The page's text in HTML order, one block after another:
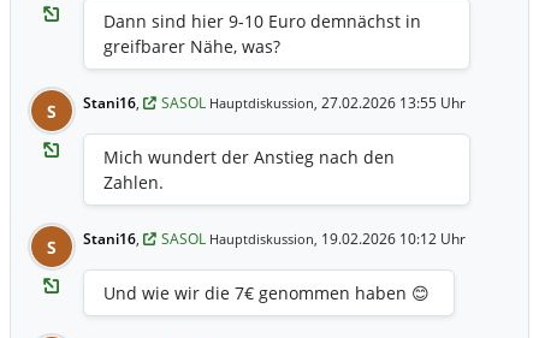
Dann sind hier 9-10 Euro demnächst in
greifbarer Nähe, was?
S Stani16, SASOL Hauptdiskussion, 27.02.2026 13:55 Uhr
Mich wundert der Anstieg nach den
Zahlen.
S Stani16, SASOL Hauptdiskussion, 19.02.2026 10:12 Uhr
Und wie wir die 7€ genommen haben 😊